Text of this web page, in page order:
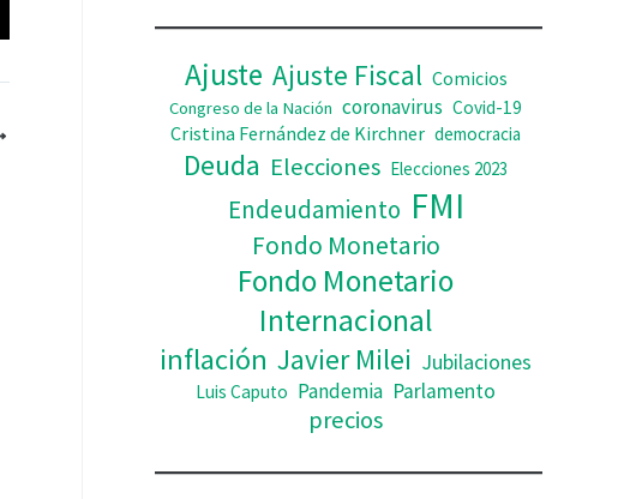
Ajuste Ajuste Fiscal Comicios
Congreso de la Nación coronavirus Covid-19
Cristina Fernández de Kirchner democracia
Deuda Elecciones Elecciones 2023
Endeudamiento FMI
Fondo Monetario
Fondo Monetario
Internacional
inflación Javier Milei Jubilaciones
Luis Caputo Pandemia Parlamento
precios